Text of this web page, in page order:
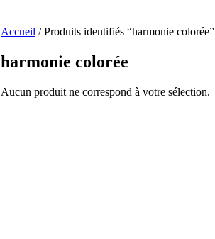
Accueil / Produits identifiés “harmonie colorée”
harmonie colorée
Aucun produit ne correspond à votre sélection.